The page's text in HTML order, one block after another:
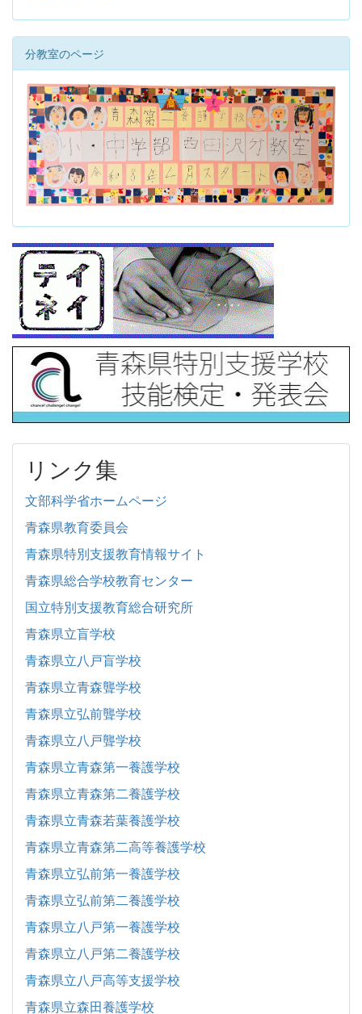
分教室のページ
リンク集
文部科学省ホームページ
青森県教育委員会
青森県特別支援教育情報サイト
青森県総合学校教育センター
国立特別支援教育総合研究所
青森県立盲学校
青森県立八戸盲学校
青森県立青森聾学校
青森県立弘前聾学校
青森県立八戸聾学校
青森県立青森第一養護学校
青森県立青森第二養護学校
青森県立青森若葉養護学校
青森県立青森第二高等養護学校
青森県立弘前第一養護学校
青森県立弘前第二養護学校
青森県立八戸第一養護学校
青森県立八戸第二養護学校
青森県立八戸高等支援学校
青森県立森田養護学校